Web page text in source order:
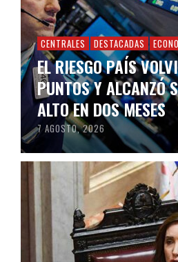
CENTRALES DESTACADAS
EL RIESGO PAÍS
PUNTOS Y ALCANZÓ
ALTO EN DOS MESES
7 AGOSTO, 2026